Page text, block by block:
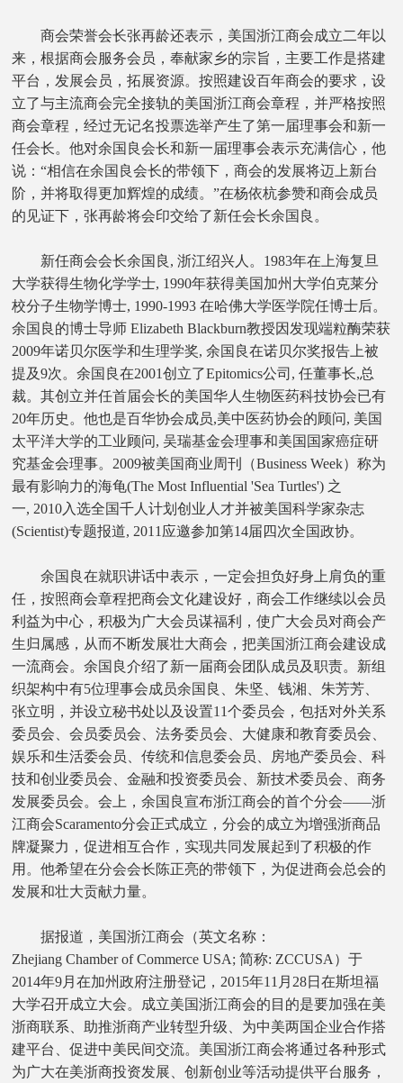
商会荣誉会长张再龄还表示，美国浙江商会成立二年以
来，根据商会服务会员，奉献家乡的宗旨，主要工作是搭建
平台，发展会员，拓展资源。按照建设百年商会的要求，设
立了与主流商会完全接轨的美国浙江商会章程，并严格按照
商会章程，经过无记名投票选举产生了第一届理事会和新一
任会长。他对余国良会长和新一届理事会表示充满信心，他
说：“相信在余国良会长的带领下，商会的发展将迈上新台
阶，并将取得更加辉煌的成绩。”在杨依杭参赞和商会成员
的见证下，张再龄将会印交给了新任会长余国良。
新任商会会长余国良, 浙江绍兴人。1983年在上海复旦
大学获得生物化学学士, 1990年获得美国加州大学伯克莱分
校分子生物学博士, 1990-1993 在哈佛大学医学院任博士后。
余国良的博士导师 Elizabeth Blackburn教授因发现端粒酶荣获
2009年诺贝尔医学和生理学奖, 余国良在诺贝尔奖报告上被
提及9次。余国良在2001创立了Epitomics公司, 任董事长,总
裁。其创立并任首届会长的美国华人生物医药科技协会已有
20年历史。他也是百华协会成员,美中医药协会的顾问, 美国
太平洋大学的工业顾问, 吴瑞基金会理事和美国国家癌症研
究基金会理事。2009被美国商业周刊（Business Week）称为
最有影响力的海龟(The Most Influential 'Sea Turtles') 之
一, 2010入选全国千人计划创业人才并被美国科学家杂志
(Scientist)专题报道, 2011应邀参加第14届四次全国政协。
余国良在就职讲话中表示，一定会担负好身上肩负的重
任，按照商会章程把商会文化建设好，商会工作继续以会员
利益为中心，积极为广大会员谋福利，使广大会员对商会产
生归属感，从而不断发展壮大商会，把美国浙江商会建设成
一流商会。余国良介绍了新一届商会团队成员及职责。新组
织架构中有5位理事会成员余国良、朱坚、钱湘、朱芳芳、
张立明，并设立秘书处以及设置11个委员会，包括对外关系
委员会、会员委员会、法务委员会、大健康和教育委员会、
娱乐和生活委会员、传统和信息委会员、房地产委员会、科
技和创业委员会、金融和投资委员会、新技术委员会、商务
发展委员会。会上，余国良宣布浙江商会的首个分会——浙
江商会Scaramento分会正式成立，分会的成立为增强浙商品
牌凝聚力，促进相互合作，实现共同发展起到了积极的作
用。他希望在分会会长陈正亮的带领下，为促进商会总会的
发展和壮大贡献力量。
据报道，美国浙江商会（英文名称：
Zhejiang Chamber of Commerce USA; 简称: ZCCUSA）于
2014年9月在加州政府注册登记，2015年11月28日在斯坦福
大学召开成立大会。成立美国浙江商会的目的是要加强在美
浙商联系、助推浙商产业转型升级、为中美两国企业合作搭
建平台、促进中美民间交流。美国浙江商会将通过各种形式
为广大在美浙商投资发展、创新创业等活动提供平台服务，